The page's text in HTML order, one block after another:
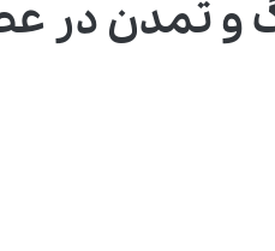
عصر صفوی تاریخ ۲